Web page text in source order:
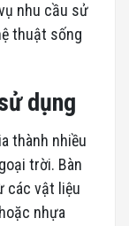
nhu cầu sử
thuật sống
dụng
thành nhiều
trời. Bàn
các vật liệu
nhựa